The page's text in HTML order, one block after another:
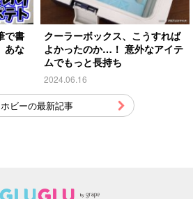
で書
あな
クーラーボックス、こうすれば
よかったのか…！ 意外なアイテ
ムでもっと長持ち
2024.06.16
ホビーの最新記事